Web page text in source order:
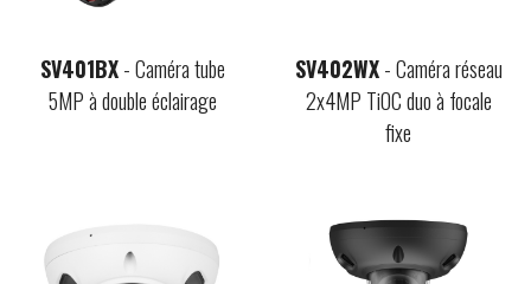
SV401BX- Caméra tube
5MP à double éclairage
SV402WX- Caméra réseau
2x4MP TiOC duo à focale
fixe